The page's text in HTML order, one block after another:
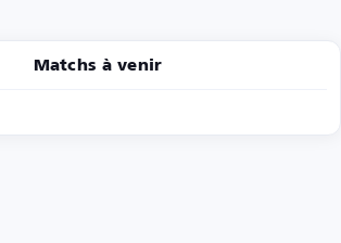
Matchs à venir